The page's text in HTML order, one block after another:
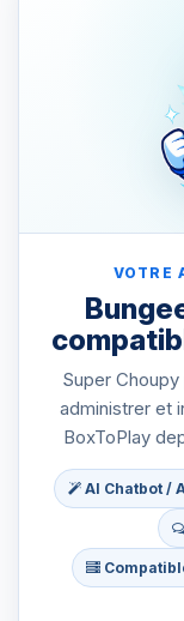
VOTRE
Super
administrer et
BoxToPlay
AI Chatbot /